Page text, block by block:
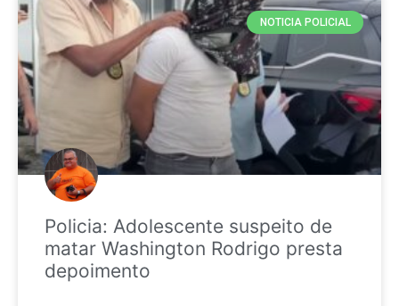
NOTICIA POLICIAL
Policia: Adolescente suspeito de
matar Washington Rodrigo presta
depoimento